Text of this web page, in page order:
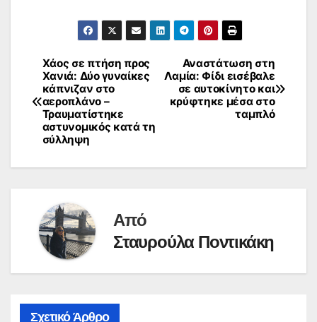
Πλοήγηση
άρθρων
Αναστάτωση στη
Λαμία: Φίδι εισέβαλε
σε αυτοκίνητο και
κρύφτηκε μέσα στο
ταμπλό
Χάος σε πτήση προς
Χανιά: Δύο γυναίκες
κάπνιζαν στο
αεροπλάνο –
Τραυματίστηκε
αστυνομικός κατά τη
σύλληψη
Από
Σταυρούλα Ποντικάκη
Σχετικό Άρθρο